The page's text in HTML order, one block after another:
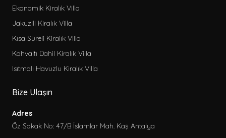
Ekonomik Kiralık Villa
Jakuzili Kiralık Villa
Kısa Süreli Kiralık Villa
Kahvaltı Dahil Kiralık Villa
Isıtmalı Havuzlu Kiralık Villa
Bize Ulaşın
Adres
Öz Sokak No: 47/B İslamlar Mah. Kaş Antalya